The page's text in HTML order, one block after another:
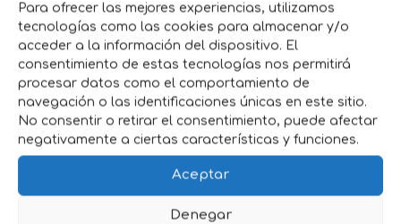
Para ofrecer las mejores experiencias, utilizamos
tecnologías como las cookies para almacenar y/o
acceder a la información del dispositivo. El
consentimiento de estas tecnologías nos permitirá
procesar datos como el comportamiento de
navegación o las identificaciones únicas en este sitio.
No consentir o retirar el consentimiento, puede afectar
negativamente a ciertas características y funciones.
Aceptar
Denegar
€ IVA incluido